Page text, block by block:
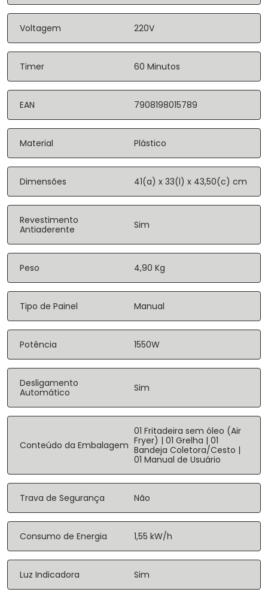
Voltagem 220V
Timer 60 Minutos
EAN 7908198015789
Material Plástico
Dimensões 41(a) x 33(l) x 43,50(c) cm
Revestimento
Antiaderente
Sim
Peso 4,90 Kg
Tipo de Painel Manual
Potência 1550W
Desligamento
Automático
Sim
Conteúdo da Embalagem
01 Fritadeira sem óleo (Air
Fryer) | 01 Grelha | 01
Bandeja Coletora/Cesto |
01 Manual de Usuário
Trava de Segurança Não
Consumo de Energia 1,55 kW/h
Luz Indicadora Sim